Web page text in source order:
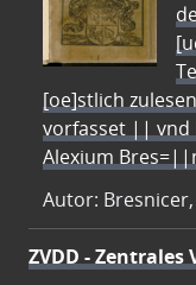
[oe]stlich
vorfasset || vnd
Alexium
Autor:
ZVDD -